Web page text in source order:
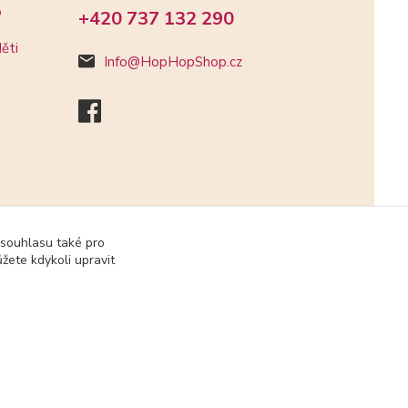
+420 737 132 290
Info@HopHopShop.cz
také pro
kdykoli upravit